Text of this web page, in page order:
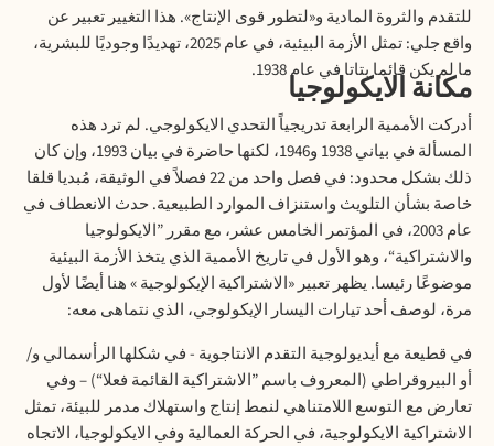
للتقدم والثروة المادية و«لتطور قوى الإنتاج». هذا التغيير تعبير عن
واقع جلي: تمثل الأزمة البيئية، في عام 2025، تهديدًا وجوديًا للبشرية،
ما لم يكن قائما بتاتا في عام 1938
. مكانة الايكولوجيا
أدركت الأممية الرابعة تدريجياً التحدي الايكولوجي. لم ترد هذه
المسألة في بياني 1938 و1946، لكنها حاضرة في بيان 1993، وإن كان
ذلك بشكل محدود: في فصل واحد من 22 فصلاً في الوثيقة، مُبديا قلقا
خاصة بشأن التلويث واستنزاف الموارد الطبيعية. حدث الانعطاف في
عام 2003، في المؤتمر الخامس عشر، مع مقرر ”الايكولوجيا
والاشتراكية“، وهو الأول في تاريخ الأممية الذي يتخذ الأزمة البيئية
موضوعًا رئيسا. يظهر تعبير «الاشتراكية الإيكولوجية » هنا أيضًا لأول
مرة، لوصف أحد تيارات اليسار الإيكولوجي، الذي نتماهى معه:
في قطيعة مع أيديولوجية التقدم الانتاجوية - في شكلها الرأسمالي و/
أو البيروقراطي (المعروف باسم ”الاشتراكية القائمة فعلا“) – وفي
تعارض مع التوسع اللامتناهي لنمط إنتاج واستهلاك مدمر للبيئة، تمثل
الاشتراكية الايكولوجية، في الحركة العمالية وفي الايكولوجيا، الاتجاه